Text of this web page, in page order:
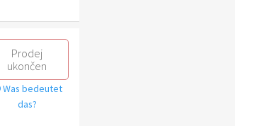
Prodej
ukončen
Was bedeutet
das?